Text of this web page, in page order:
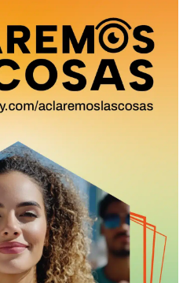
SUBSCRIBIRSE